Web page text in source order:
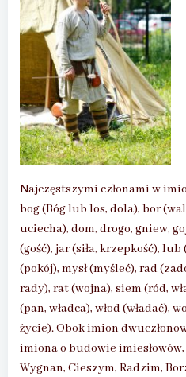
Najczęstszymi członami w
bog (Bóg lub los, dola), bor
uciecha), dom, drogo, gniew,
(gość), jar (siła, krzepkość),
(pokój), mysł (myśleć), rad
rady), rat (wojna), siem (ród,
(pan, władca), włod (władać),
życie). Obok imion
imiona o budowie imiesłowów,
Wygnan, Cieszym, Radzim,